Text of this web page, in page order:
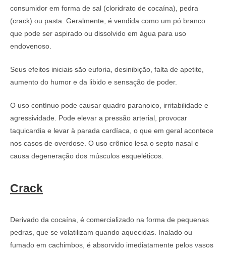
consumidor em forma de sal (cloridrato de cocaína), pedra
(crack) ou pasta. Geralmente, é vendida como um pó branco
que pode ser aspirado ou dissolvido em água para uso
endovenoso.
Seus efeitos iniciais são euforia, desinibição, falta de apetite,
aumento do humor e da libido e sensação de poder.
O uso contínuo pode causar quadro paranoico, irritabilidade e
agressividade. Pode elevar a pressão arterial, provocar
taquicardia e levar à parada cardíaca, o que em geral acontece
nos casos de overdose. O uso crônico lesa o septo nasal e
causa degeneração dos músculos esqueléticos.
Crack
Derivado da cocaína, é comercializado na forma de pequenas
pedras, que se volatilizam quando aquecidas. Inalado ou
fumado em cachimbos, é absorvido imediatamente pelos vasos